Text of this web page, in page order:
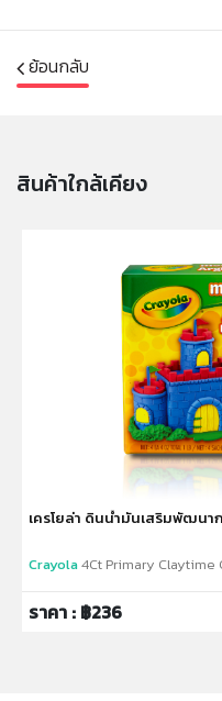
ปล่อยให้แห้งแล้วขูดออก
✔ สีอาจเปลี่ยนไปจากเดิ
การเก็บรักษา ถือว่าเป็นปกติ
อาจมีอาการแพ้
✔ ผ่านการทดสอบ ปลอด
✔ Barcode:
✔ Product size : 3ออน
✔ Package size :
(L)13 x (H)13.8cm.
✔ Product Weight:
✔ เหมาะสำหรับเด็กอายุ:
สินค้าอาจมีการเปลี่ยนแ
แพ็คเกจโดยร้านฯอาจไม่
ของผลิตภัณฑ์ที่แสดงบนเ
การตั้งค่าการแสดงผลสีข
คำเตือน/ข้อห้าม:
ย้อนกลับ
สินค้าใกล้เคียง
เครโยล่า ดินน้ำมันเสริมพัฒนา
Crayola4Ct Primary Claytime
ราคา : ฿236